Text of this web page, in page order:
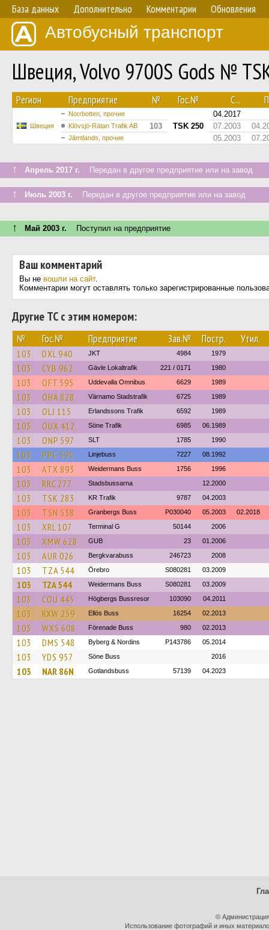
База данных Дополнительно Комментарии Обновления
Автобусный транспорт
Швеция, Volvo 9700S Gods №
Регион Предприятие № Гос.№ С...
Швеция
Norrbotten, прочие
TSK 250
04.2017
Klövsjö-Rätan Trafik AB 103 07.2003
Jämtlands, прочие 05.2003
↑ Апрель 2017 г. Передан в другое предприятие или на завод
↑ Июль 2003 г. Передан в другое предприятие или на завод
↑ Май 2003 г. Поступил на предприятие
Ваш комментарий
Вы не вошли на сайт.
Комментарии могут оставлять только зарегистрированные
Другие ТС с этим номером:
№ Гос.№ Предприятие Зав.№ Постр. Утил.
103 DXL 940 JKT 4984 1979
103 CYB 962 Gävle Lokaltrafik 221 / 0171 1980
103 OFT 595 Uddevalla Omnibus 6629 1989
103 OHA 828 Värnamo Stadstrafik 6725 1989
103 OLJ 115 Erlandssons Trafik 6592 1989
103 OUX 412 Söne Trafik 6985 06.1989
103 ONP 597 SLT 1785 1990
103 PPE 591 Linjebuss 7227 08.1992
103 ATX 893 Weidermans Buss 1756 1996
103 RRC 277 Stadsbussarna 12.2000
103 TSK 283 KR Trafik 9787 04.2003
103 TSN 538 Granbergs Buss P030040 05.2003 02.2018
103 XRL 107 Terminal G 50144 2006
103 XMW 628 GUB 23 01.2006
103 AUR 026 Bergkvarabuss 246723 2008
103 TZA 544 Örebro S080281 03.2009
103 TZA 544 Weidermans Buss S080281 03.2009
103 COU 445 Högbergs Bussresor 103090 04.2011
103 RXW 259 Ellös Buss 16254 02.2013
103 WXS 608 Förenade Buss 980 02.2013
103 DMS 548 Byberg & Nordins P143786 05.2014
103 YDS 957 Söne Buss 2016
103 NAR 86N Gotlandsbuss 57139 04.2023
©
Использование фотографий и иных